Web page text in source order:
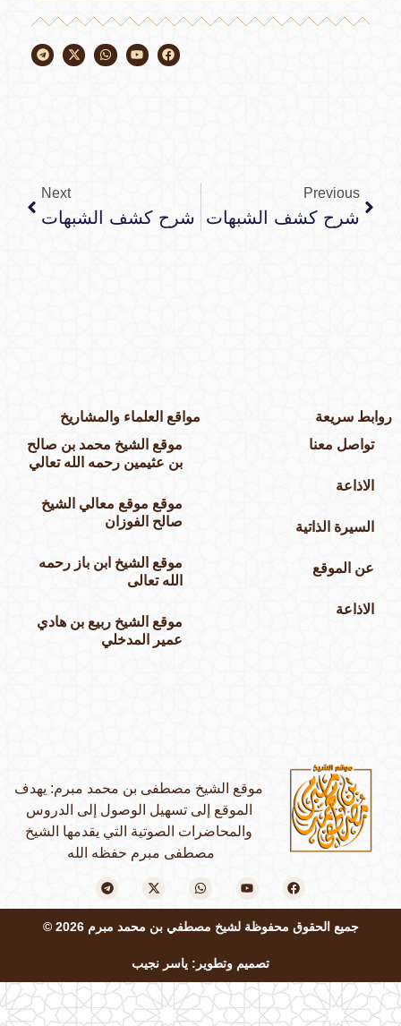
Previous
شرح كشف الشبهات
Next
شرح كشف الشبهات
موقع الشيخ مصطفى بن محمد مبرم: يهدف
الموقع إلى تسهيل الوصول إلى الدروس
والمحاضرات الصوتية التي يقدمها الشيخ
مصطفى مبرم حفظه الله
سريعة
تواصل معنا
الاذاعة
السيرة الذاتية
عن الموقع
الاذاعة
مواقع العلماء والمشاريخ
موقع الشيخ محمد بن صالح
بن عثيمين رحمه الله تعالي
موقع موقع معالي الشيخ
صالح الفوزان
موقع الشيخ ابن باز رحمه
الله تعالى
موقع الشيخ ربيع بن هادي
عمير المدخلي
جميع الحقوق محفوظة لشيخ مصطفي بن محمد مبرم 2026 ©
تصميم وتطوير: ياسر نجيب